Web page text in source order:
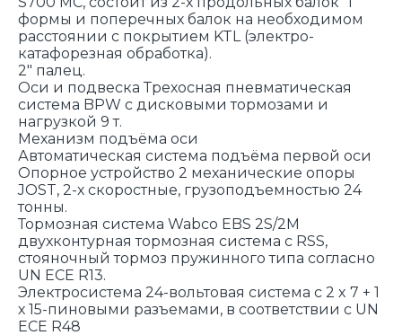
формы и поперечных балок на необходимом
расстоянии с покрытием KTL (электро-
катафорезная обработка).
2" палец.
Оси и подвеска Трехосная пневматическая
система BPW с дисковыми тормозами и
нагрузкой 9 т.
Механизм подъёма оси
Автоматическая система подъёма первой оси
Опорное устройство 2 механические опоры
JOST, 2-х скоростные, грузоподъемностью 24
тонны.
Тормозная система Wabco EBS 2S/2M
двухконтурная тормозная система с RSS,
стояночный тормоз пружинного типа согласно
UN ECE R13.
Электросистема 24-вольтовая система с 2 x 7 + 1
х 15-пиновыми разъемами, в соответствии с UN
ECE R48